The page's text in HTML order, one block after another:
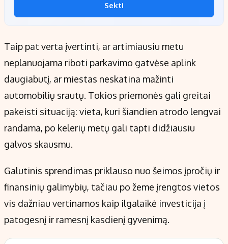
Sekti
Taip pat verta įvertinti, ar artimiausiu metu
neplanuojama riboti parkavimo gatvėse aplink
daugiabutį, ar miestas neskatina mažinti
automobilių srautų. Tokios priemonės gali greitai
pakeisti situaciją: vieta, kuri šiandien atrodo lengvai
randama, po kelerių metų gali tapti didžiausiu
galvos skausmu.
Galutinis sprendimas priklauso nuo šeimos įpročių ir
finansinių galimybių, tačiau po žeme įrengtos vietos
vis dažniau vertinamos kaip ilgalaikė investicija į
patogesnį ir ramesnį kasdienį gyvenimą.